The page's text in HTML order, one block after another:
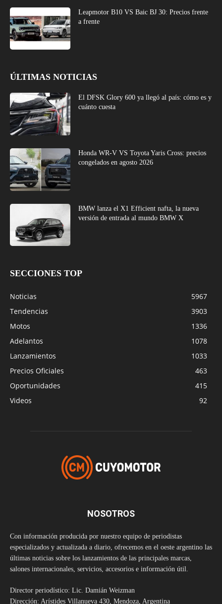
Leapmotor B10 VS Baic BJ 30: Precios frente
a frente
ÚLTIMAS NOTICIAS
El DFSK Glory 600 ya llegó al país: cómo es y
cuánto cuesta
Honda WR-V VS Toyota Yaris Cross: precios
congelados en agosto 2026
BMW lanza el X1 Efficient nafta, la nueva
versión de entrada al mundo BMW X
SECCIONES TOP
Noticias
5967
Tendencias
3903
Motos
1336
Adelantos
1078
Lanzamientos
1033
Precios Oficiales
463
Oportunidades
415
Videos
92
NOSOTROS
Con información producida por nuestro equipo de periodistas
especializados y actualizada a diario, ofrecemos en el oeste argentino las
últimas noticias sobre los lanzamientos de las principales marcas,
salones internacionales, servicios, accesorios e información útil.
Director periodístico: Lic. Damián Weizman
Dirección: Arístides Villanueva 430, Mendoza, Argentina